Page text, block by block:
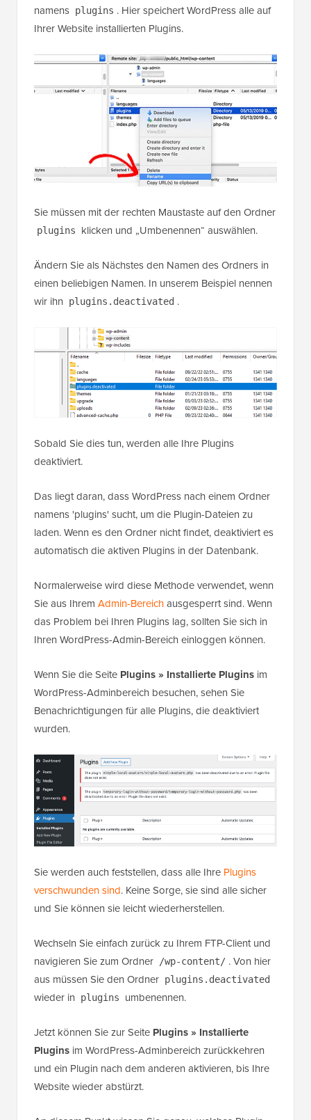
namens plugins . Hier speichert WordPress alle auf
Ihrer Website installierten Plugins.
Sie müssen mit der rechten Maustaste auf den Ordner
plugins klicken und „Umbenennen“ auswählen.
Ändern Sie als Nächstes den Namen des Ordners in
einen beliebigen Namen. In unserem Beispiel nennen
wir ihn
plugins.deactivated .
Sobald Sie dies tun, werden alle Ihre Plugins
deaktiviert.
Das liegt daran, dass WordPress nach einem Ordner
namens 'plugins' sucht, um die Plugin-Dateien zu
laden. Wenn es den Ordner nicht findet, deaktiviert es
automatisch die aktiven Plugins in der Datenbank.
Normalerweise wird diese Methode verwendet, wenn
Sie aus Ihrem Admin-Bereichausgesperrt sind. Wenn
das Problem bei Ihren Plugins lag, sollten Sie sich in
Ihren WordPress-Admin-Bereich einloggen können.
Wenn Sie die Seite Plugins » Installierte Plugins im
WordPress-Adminbereich besuchen, sehen Sie
Benachrichtigungen für alle Plugins, die deaktiviert
wurden.
Sie werden auch feststellen, dass alle Ihre Plugins
verschwunden sind. Keine Sorge, sie sind alle sicher
und Sie können sie leicht wiederherstellen.
Wechseln Sie einfach zurück zu Ihrem FTP-Client und
navigieren Sie zum Ordner
/wp-content/ . Von hier
aus müssen Sie den Ordner plugins.deactivated
wieder in plugins umbenennen.
Jetzt können Sie zur Seite Plugins » Installierte
Plugins im WordPress-Adminbereich zurückkehren
und ein Plugin nach dem anderen aktivieren, bis Ihre
Website wieder abstürzt.